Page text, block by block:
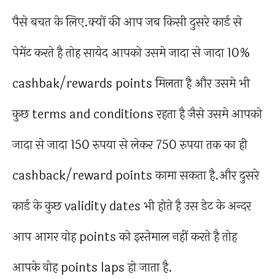
पैसे बचत के लिए.क्यों की आप जब किसी दुसरे कार्ड से
पेमेंट करते है तोह सायेद आपको उसमे जादा से जादा 10%
cashbak/rewards points मिलता है और उसमे भी
कुछ terms and conditions रहता है जैसे उसमे आपको
जादा से जादा 150 रुपया से लेकर 750 रुपया तक का ही
cashback/reward points कामा सकता है.और दुसरे
कार्ड के कुछ validity dates भी होते है उस डेट के अन्दर
आप आगर वोह points को इस्तेमाल नहीं करते है तोह
आपके वोह points laps हो जाता है.